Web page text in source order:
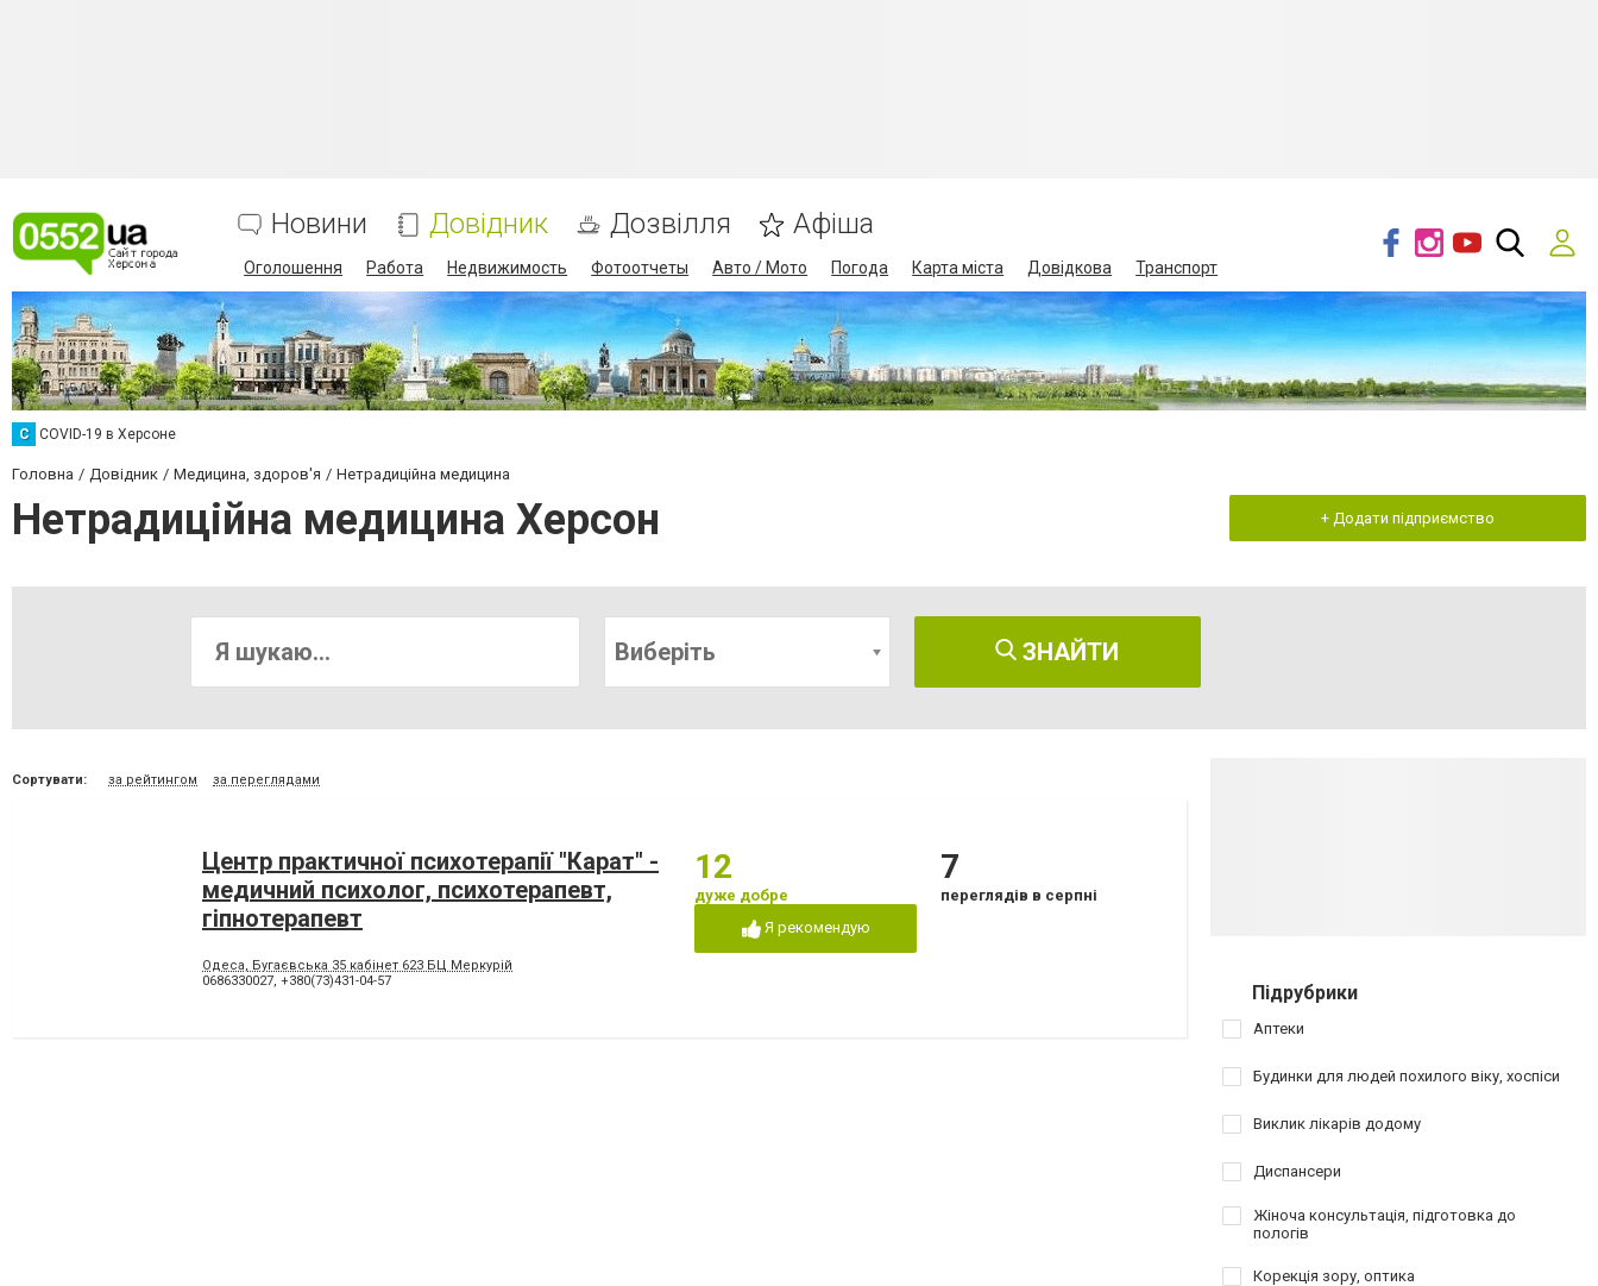
Новини Довідник Дозвілля Афіша
Оголошення Работа Недвижимость Фотоотчеты Авто / Мото Погода Карта міста Довідкова Транспорт
C COVID-19 в Херсоне
Головна Довідник Медицина, здоров'я Нетрадиційна медицина
Нетрадиційна медицина Херсон + Додати підприємство
Виберіть ЗНАЙТИ
Сортувати: за рейтингом за переглядами
Центр практичної психотерапії "Карат" -
медичний психолог, психотерапевт,
гіпнотерапевт
Одеса, Бугаєвська 35 кабінет 623 БЦ Меркурій
0686330027, +380(73)431-04-57
12
дуже добре
Я рекомендую
7
переглядів в серпні
Підрубрики
Аптеки
Будинки для людей похилого віку, хоспіси
Виклик лікарів додому
Диспансери
Жіноча консультація, підготовка до
пологів
Корекція зору, оптика